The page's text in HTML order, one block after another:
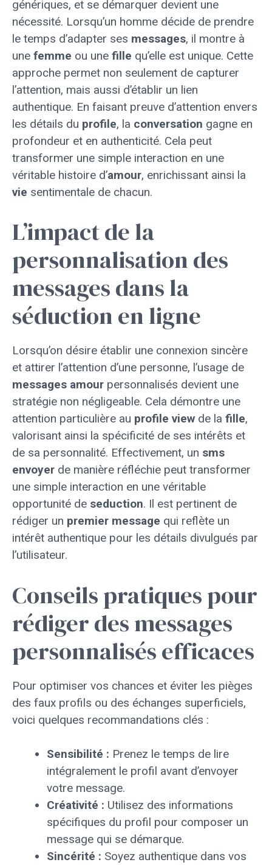
génériques, et se démarquer devient une
nécessité. Lorsqu’un homme décide de prendre
le temps d’adapter ses messages, il montre à
une femme ou une fille qu’elle est unique. Cette
approche permet non seulement de capturer
l’attention, mais aussi d’établir un lien
authentique. En faisant preuve d’attention envers
les détails du profile, la conversation gagne en
profondeur et en authenticité. Cela peut
transformer une simple interaction en une
véritable histoire d’amour, enrichissant ainsi la
vie sentimentale de chacun.
L’impact de la
personnalisation des
messages dans la
séduction en ligne
Lorsqu’on désire établir une connexion sincère
et attirer l’attention d’une personne, l’usage de
messages amour personnalisés devient une
stratégie non négligeable. Cela démontre une
attention particulière au profile view de la fille,
valorisant ainsi la spécificité de ses intérêts et
de sa personnalité. Effectivement, un sms
envoyer de manière réfléchie peut transformer
une simple interaction en une véritable
opportunité de seduction. Il est pertinent de
rédiger un premier message qui reflète un
intérêt authentique pour les détails divulgués par
l’utilisateur.
Conseils pratiques pour
rédiger des messages
personnalisés efficaces
Pour optimiser vos chances et éviter les pièges
des faux profils ou des échanges superficiels,
voici quelques recommandations clés :
Sensibilité : Prenez le temps de lire
intégralement le profil avant d’envoyer
votre message.
Créativité : Utilisez des informations
spécifiques du profil pour composer un
message qui se démarque.
Sincérité : Soyez authentique dans vos